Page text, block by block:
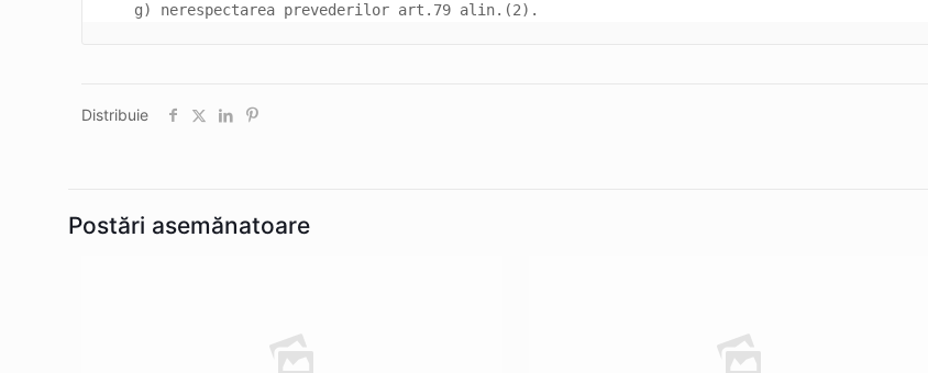
g) nerespectarea prevederilor art.79 alin.(2).
Distribuie
Postări asemănatoare